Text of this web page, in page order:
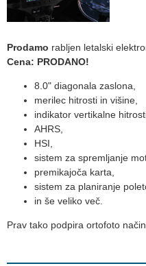
Prodamo rabljen letalski
Cena: PRODANO!
8.0" diagonala zaslona,
merilec hitrosti in višine,
indikator vertikalne
AHRS,
HSI,
sistem za spremljanje
premikajoča karta,
sistem za planiranje
in še veliko več.
Prav tako podpira ortofoto